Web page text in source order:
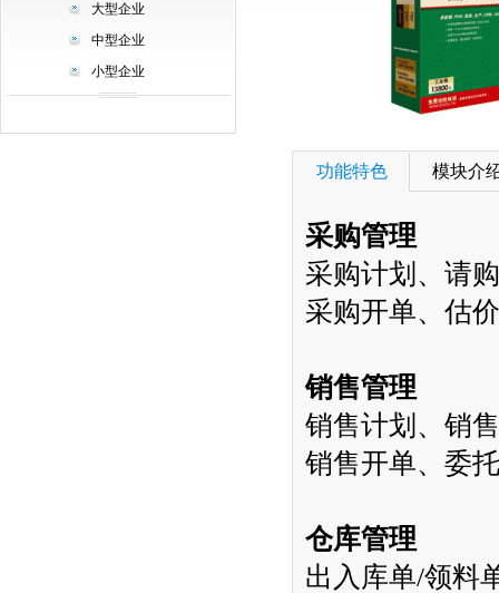
大型企业
中型企业
小型企业
功能特色 模块介
采购管理
采购计划、请
采购开单、估
销售管理
销售计划、销
销售开单、委
仓库管理
出入库单/领料